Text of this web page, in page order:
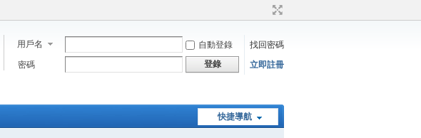
用戶名 自動登錄
找回密碼
密碼
登錄 立即註冊
快捷導航